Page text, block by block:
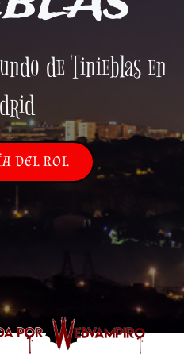
de Tinieblas en
DEL ROL